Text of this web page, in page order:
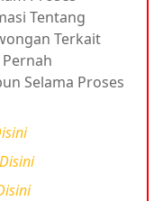
Tentang
Terkait
Selama Proses